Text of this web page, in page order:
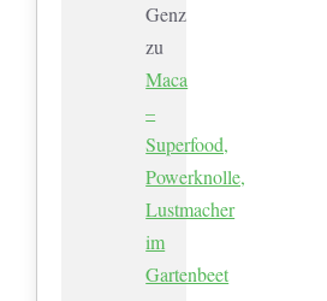
Genz
zu
Maca
–
Superfood,
Powerknolle,
Lustmacher
im
Gartenbeet